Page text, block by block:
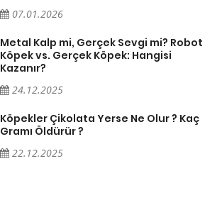
07.01.2026
Metal Kalp mi, Gerçek Sevgi mi? Robot
Köpek vs. Gerçek Köpek: Hangisi
Kazanır?
24.12.2025
Köpekler Çikolata Yerse Ne Olur ? Kaç
Gramı Öldürür ?
22.12.2025